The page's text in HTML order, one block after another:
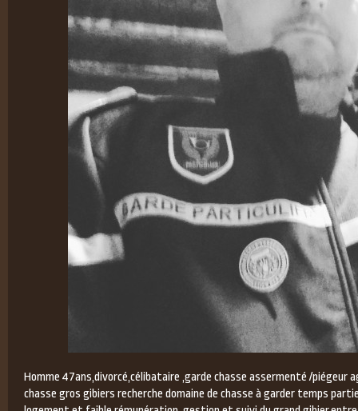
Homme 47ans,divorcé,célibataire ,garde chasse assermenté /piégeur
chasse gros gibiers recherche domaine de chasse à garder temps